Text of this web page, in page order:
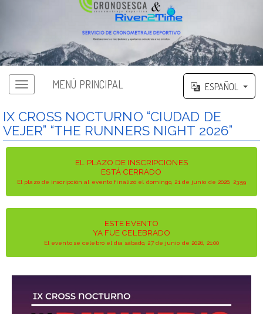
MENÚ PRINCIPAL ESPAÑOL
IX CROSS NOCTURNO “CIUDAD DE
VEJER” “THE RUNNERS NIGHT 2026”
EL PLAZO DE INSCRIPCIONES
ESTÁ CERRADO
El plazo de inscripción al evento finalizó el domingo, 21 de junio de 2026, 23:59
ESTE EVENTO
YA FUE CELEBRADO
El evento se celebró el día sábado, 27 de junio de 2026, 21:00